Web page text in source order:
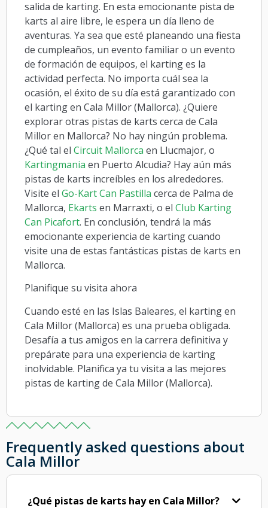
salida de karting. En esta emocionante pista de
karts al aire libre, le espera un día lleno de
aventuras. Ya sea que esté planeando una fiesta
de cumpleaños, un evento familiar o un evento
de formación de equipos, el karting es la
actividad perfecta. No importa cuál sea la
ocasión, el éxito de su día está garantizado con
el karting en Cala Millor (Mallorca). ¿Quiere
explorar otras pistas de karts cerca de Cala
Millor en Mallorca? No hay ningún problema.
¿Qué tal el Circuit Mallorca en Llucmajor, o
Kartingmania en Puerto Alcudia? Hay aún más
pistas de karts increíbles en los alrededores.
Visite el Go-Kart Can Pastilla cerca de Palma de
Mallorca, Ekarts en Marraxti, o el Club Karting
Can Picafort. En conclusión, tendrá la más
emocionante experiencia de karting cuando
visite una de estas fantásticas pistas de karts en
Mallorca.
Planifique su visita ahora
Cuando esté en las Islas Baleares, el karting en
Cala Millor (Mallorca) es una prueba obligada.
Desafía a tus amigos en la carrera definitiva y
prepárate para una experiencia de karting
inolvidable. Planifica ya tu visita a las mejores
pistas de karting de Cala Millor (Mallorca).
Frequently asked questions about
Cala Millor
¿Qué pistas de karts hay en Cala Millor?